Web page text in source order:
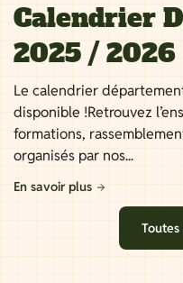
Calendrier
2025 / 2026
Le calendrier
disponible !Retrouvez
formations,
organisés par nos...
En savoir plus